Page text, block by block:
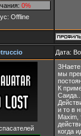
0%
Offline
Дата:
мы
К
и то в
Maxim,
когда